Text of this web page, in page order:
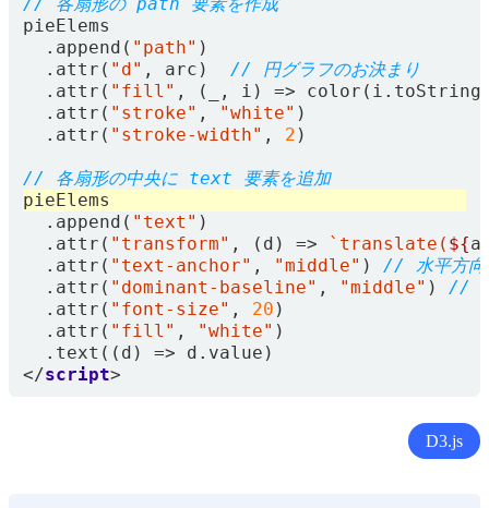
pieElems
. append ( "path" )
. attr ( "d" , arc )
. attr ( "fill" , ( , i ) => color ( i . toString
. attr ( "stroke" , "white" )
. attr ( "stroke-width" , 2 )
pieElems
. append ( "text" )
. attr ( "transform" , ( d ) => `translate( ${
. attr ( "text-anchor" , "middle" )
. attr ( "dominant-baseline" , "middle" )
. attr ( "font-size" , 20 )
. attr ( "fill" , "white" )
. text (( d ) => d . value )
</script>
D3.js